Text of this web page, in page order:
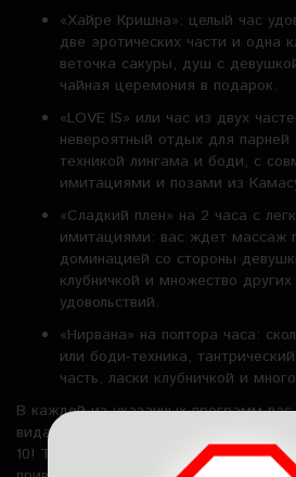
«Хайре Кришна»: целый час
две эротических части и одна
веточка сакуры, душ с
чайная церемония в подарок.
«LOVE IS» или час из двух
невероятный отдых для
техникой лингама и боди, с
имитациями и позами из
«Сладкий плен» на 2 часа с
имитациями: вас ждет массаж
доминацией со стороны
клубничкой и множество
удовольствий.
«Нирвана» на полтора часа:
или боди-техника,
часть, ласки клубничкой и
В каждой из указанных программ
вида удовольствий. Но их
10! Так, наши красотки легко